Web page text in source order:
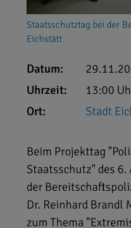
Staatsschutztag bei der
Eichstätt
Datum:
Uhrzeit:
13:00
Ort:
Stadt
Beim Projekttag
Staatsschutz" des
der
Dr. Reinhard Brandl
zum Thema